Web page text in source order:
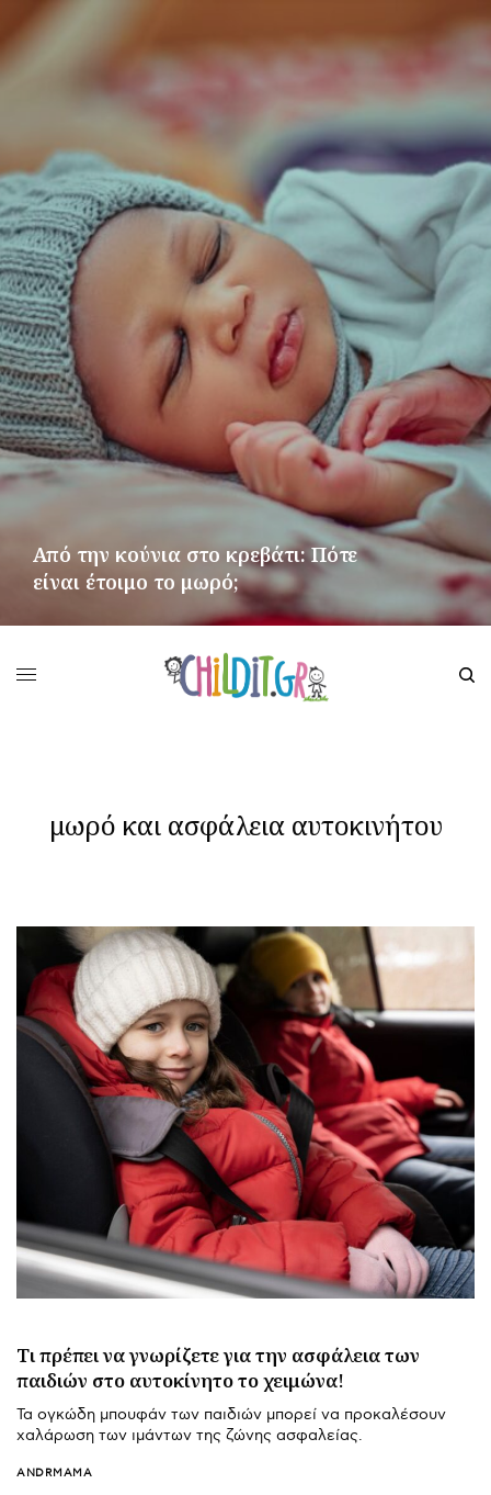
Από την κούνια στο κρεβάτι: Πότε
είναι έτοιμο το μωρό;
μωρό και ασφάλεια αυτοκινήτου
Τι πρέπει να γνωρίζετε για την ασφάλεια των
παιδιών στο αυτοκίνητο το χειμώνα!
Τα ογκώδη μπουφάν των παιδιών μπορεί να προκαλέσουν
χαλάρωση των ιμάντων της ζώνης ασφαλείας.
ANDRMAMA